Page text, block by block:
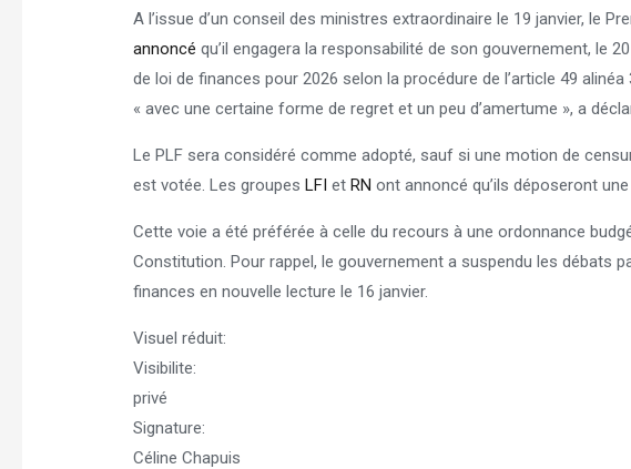
A l’issue d’un conseil des ministres extraordinaire le 19 janvier, le
annoncé qu’il engagera la responsabilité de son gouvernement, le
de loi de finances pour 2026 selon la procédure de l’article 49
« avec une certaine forme de regret et un peu d’amertume », a
Le PLF sera considéré comme adopté, sauf si une motion de
est votée. Les groupesLFI etRN ont annoncé qu’ils déposeront
Cette voie a été préférée à celle du recours à une ordonnance
Constitution. Pour rappel, le gouvernement a suspendu les débats
finances en nouvelle lecture le 16 janvier.
Visuel réduit:
Visibilite:
privé
Signature:
Céline Chapuis